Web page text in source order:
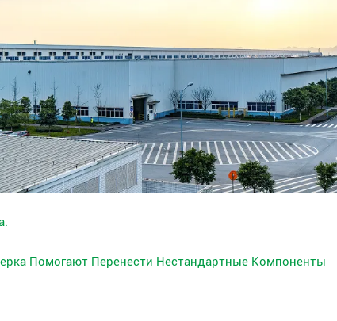
Помогают Перенести Нестандартные Компоненты